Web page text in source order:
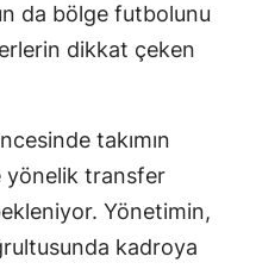
da bölge futbolunu
dikkat çeken
takımın
yönelik transfer
Yönetimin,
kadroya